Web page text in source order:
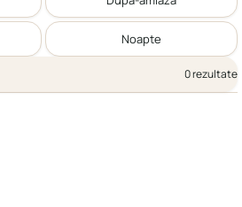
Noapte
0 rezultate